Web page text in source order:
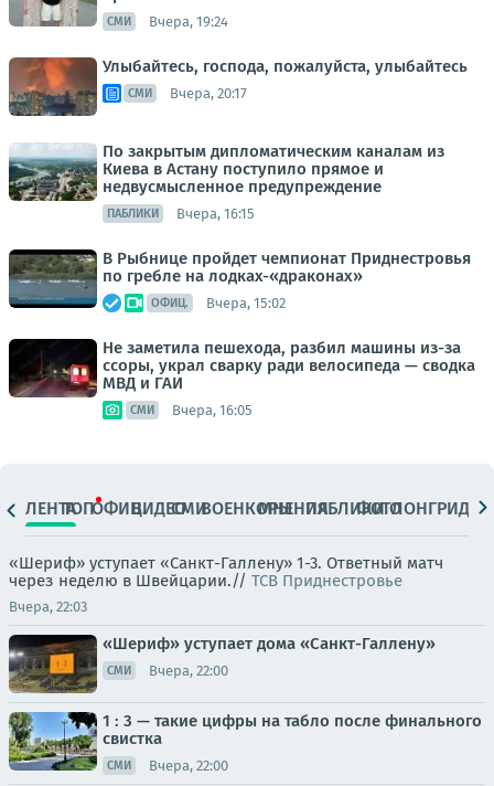
СМИ Вчера, 19:24
Улыбайтесь, господа, пожалуйста, улыбайтесь
СМИ Вчера, 20:17
По закрытым дипломатическим каналам из
Киева в Астану поступило прямое и
недвусмысленное предупреждение
ПАБЛИКИ Вчера, 16:15
В Рыбнице пройдет чемпионат Приднестровья
по гребле на лодках-«драконах»
ОФИЦ. Вчера, 15:02
Не заметила пешехода, разбил машины из-за
ссоры, украл сварку ради велосипеда — сводка
МВД и ГАИ
СМИ Вчера, 16:05
ЛЕНТАТОПОФИЦ.ВИДЕОСМИВОЕНКОРЫМНЕНИЯПАБЛИКИ
ФОТОЛОНГРИДЫ
«Шериф» уступает «Санкт-Галлену» 1-3. Ответный матч
через неделю в Швейцарии.// ТСВ Приднестровье
Вчера, 22:03
«Шериф» уступает дома «Санкт-Галлену»
СМИ Вчера, 22:00
1 : 3 — такие цифры на табло после финального
свистка
СМИ Вчера, 22:00